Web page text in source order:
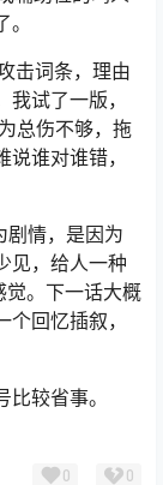
击词条，理由
试了一版，
总伤不够，拖
谁对谁错，
剧情，是因为
见，给人一种
觉。下一话大概
回忆插叙，
较省事。
0 0